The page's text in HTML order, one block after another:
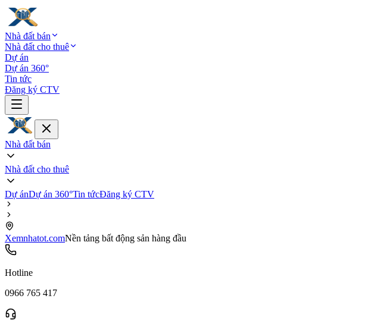
Nhà đất bán
Nhà đất cho thuê
Dự án
Dự án 360°
Tin tức
Đăng ký CTV
Nhà đất bán
Nhà đất cho thuê
Dự ánDự án 360°Tin tứcĐăng ký CTV
Xemnhatot.comNền tảng bất động sản hàng đầu
Hotline
0966 765 417